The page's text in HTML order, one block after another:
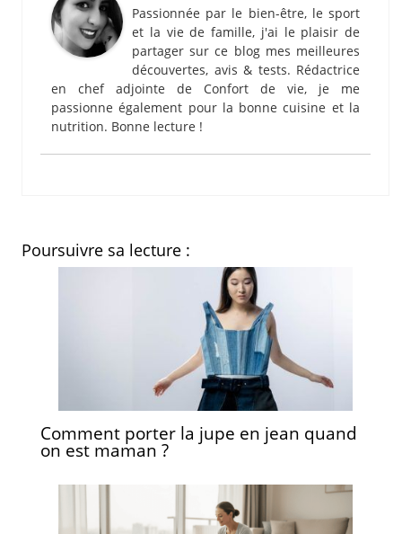
Passionnée par le bien-être, le sport
et la vie de famille, j'ai le plaisir de
partager sur ce blog mes meilleures
découvertes, avis & tests. Rédactrice
en chef adjointe de Confort de vie, je me
passionne également pour la bonne cuisine et la
nutrition. Bonne lecture !
Poursuivre sa lecture :
Comment porter la jupe en jean quand
on est maman ?